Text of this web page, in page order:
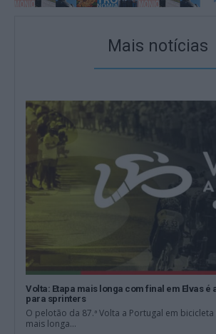
Mais notícias
Volta: Etapa mais longa com final em Elvas é
para sprinters
O pelotão da 87.ª Volta a Portugal em
mais longa...